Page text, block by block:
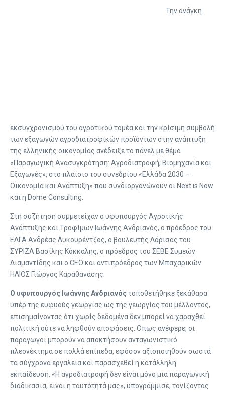
Την ανάγκη
εκσυγχρονισμού του αγροτικού τομέα και την κρίσιμη συμβολή
των εξαγωγών αγροδιατροφικών προϊόντων στην ανάπτυξη
της ελληνικής οικονομίας ανέδειξε το πάνελ με θέμα
«Παραγωγική Ανασυγκρότηση: Αγροδιατροφή, Βιομηχανία και
Εξαγωγές», στο πλαίσιο του συνεδρίου «Ελλάδα 2030 –
Οικονομία και Ανάπτυξη» που συνδιοργανώνουν οι Next is Now
και η Dome Consulting.
Στη συζήτηση συμμετείχαν ο υφυπουργός Αγροτικής
Ανάπτυξης και Τροφίμων Ιωάννης Ανδριανός, ο πρόεδρος του
ΕΛΓΑ Ανδρέας Λυκουρέντζος, ο βουλευτής Λάρισας του
ΣΥΡΙΖΑ Βασίλης Κόκκαλης, ο πρόεδρος του ΣΕΒΕ Συμεών
Διαμαντίδης και ο CEO και αντιπρόεδρος των Μπαχαρικών
ΗΛΙΟΣ Γιώργος Καραθανάσης.
Ο υφυπουργός Ιωάννης Ανδριανόςτοποθετήθηκε ξεκάθαρα
υπέρ της ευφυούς γεωργίας ως της γεωργίας του μέλλοντος,
επισημαίνοντας ότι χωρίς δεδομένα δεν μπορεί να χαραχθεί
πολιτική ούτε να ληφθούν αποφάσεις. Όπως ανέφερε, οι
παραγωγοί μπορούν να αποκτήσουν ανταγωνιστικό
πλεονέκτημα σε πολλά επίπεδα, εφόσον αξιοποιηθούν σωστά
τα σύγχρονα εργαλεία και παρασχεθεί η κατάλληλη
εκπαίδευση. «Η αγροδιατροφή δεν είναι μόνο μια παραγωγική
διαδικασία, είναι η ταυτότητά μας», υπογράμμισε, τονίζοντας